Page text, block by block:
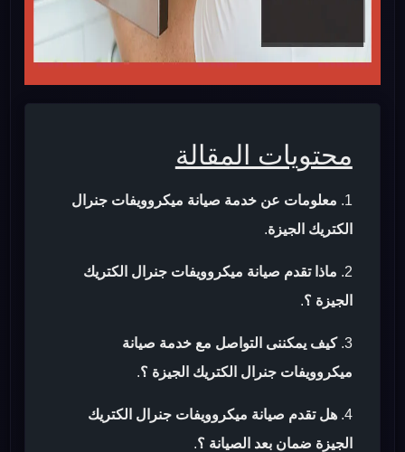
محتويات المقالة
معلومات عن خدمة صيانة ميكروويفات جنرال
الكتريك الجيزة.
ماذا تقدم صيانة ميكروويفات جنرال الكتريك
الجيزة ؟.
كيف يمكننى التواصل مع خدمة صيانة
ميكروويفات جنرال الكتريك الجيزة ؟.
هل تقدم صيانة ميكروويفات جنرال الكتريك
الجيزة ضمان بعد الصيانة ؟.